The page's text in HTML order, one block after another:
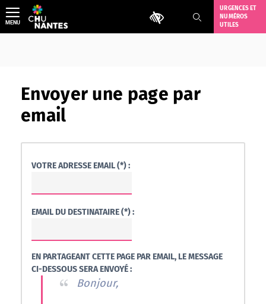
Aller
au
contenu
Outils d'accessibilité
URGENCES ET
NUMÉROS
UTILES
MENU
Envoyer une page par
email
VOTRE ADRESSE EMAIL (*) :
EMAIL DU DESTINATAIRE (*) :
EN PARTAGEANT CETTE PAGE PAR EMAIL, LE MESSAGE
CI-DESSOUS SERA ENVOYÉ :
Bonjour,